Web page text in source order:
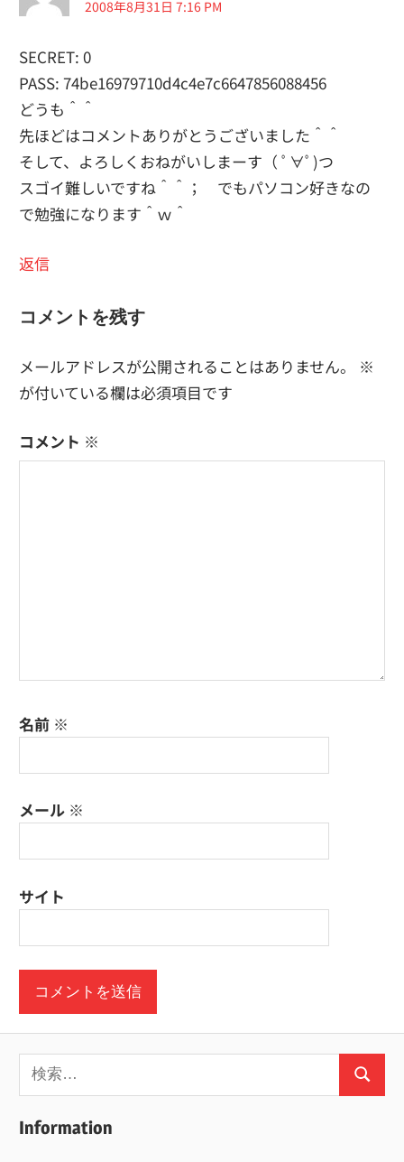
ー
シ
ョ
ン
2008年8月31日 7:16 PM
SECRET: 0
PASS: 74be16979710d4c4e7c6647856088456
どうも＾＾
先ほどはコメントありがとうございました＾＾
そして、よろしくおねがいしまーす（ ﾟ∀ﾟ)つ
スゴイ難しいですね＾＾； でもパソコン好きなの
で勉強になります＾ｗ＾
返信
コメントを残す
メールアドレスが公開されることはありません。
※
が付いている欄は必須項目です
コメント ※
名前 ※
メール ※
サイト
検
索:
検
Information